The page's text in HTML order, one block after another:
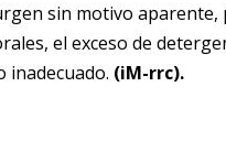
sin motivo
el exceso de
inadecuado. (iM-rrc).